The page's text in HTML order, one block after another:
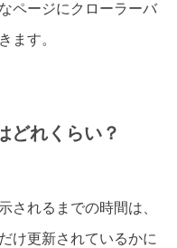
ページにクローラーバ
ます。
どれくらい？
されるまでの時間は、
け更新されているかに